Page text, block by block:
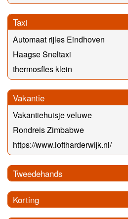
Taxi
Automaat rijles Eindhoven
Haagse Sneltaxi
thermosfles klein
Vakantie
Vakantiehuisje veluwe
Rondreis Zimbabwe
https://www.loftharderwijk.nl/
Tweedehands
Korting